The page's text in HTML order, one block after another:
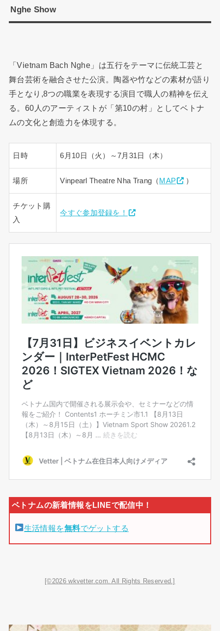
Nghe Show
「Vietnam Bach Nghe」は五行をテーマに伝統工芸と
舞台芸術を融合させた公演。陶器や竹などの素材が語り
手となり,8つの職業を表現する演目で職人の精神を伝え
る。60人のアーティストが「第10の村」としてベトナ
ムの文化と創造力を体現する。
日時 6月10日（火）～7月31日（木）
場所 Vinpearl Theatre Nha Trang（ MAP ）
チケット購
入
今すぐ参加登録を！
生活情報を無料でゲットする
[©2026 wkvetter.com. All Rights Reserved.]